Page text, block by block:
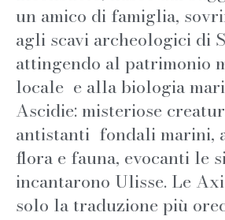
un amico di famiglia,
agli scavi archeologici di
attingendo al patrimonio
locale e alla biologia
Ascidie: misteriose
antistanti fondali marini,
flora e fauna, evocanti le
incantarono Ulisse. Le
solo la traduzione più